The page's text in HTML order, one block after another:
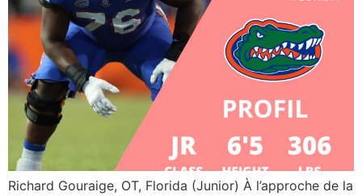
Richard Gouraige, OT, Florida (Junior) À l’approche de la